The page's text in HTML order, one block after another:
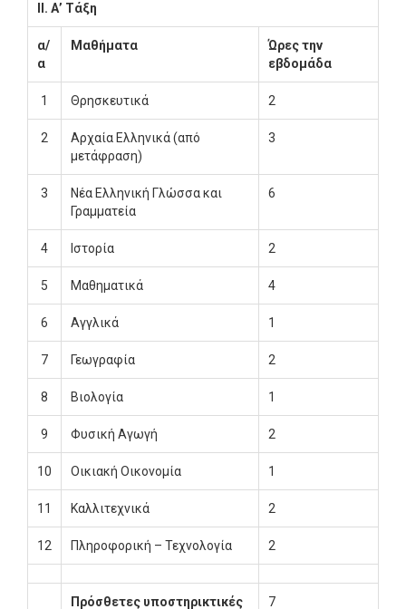
ΙΙ. Α’ Τάξη
α/
α
Μαθήματα
Ώρες την
εβδομάδα
1 Θρησκευτικά 2
2
Αρχαία Ελληνικά (από
μετάφραση)
3
3
Νέα Ελληνική Γλώσσα και
Γραμματεία
6
4 Ιστορία 2
5 Μαθηματικά 4
6 Αγγλικά 1
7 Γεωγραφία 2
8 Βιολογία 1
9 Φυσική Αγωγή 2
10 Οικιακή Οικονομία 1
11 Καλλιτεχνικά 2
12 Πληροφορική – Τεχνολογία 2
Πρόσθετες υποστηρικτικές 7